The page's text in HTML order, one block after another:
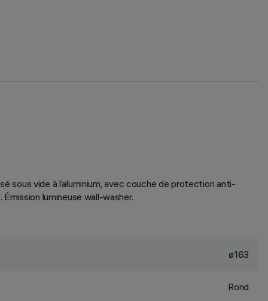
sous vide à l’aluminium, avec couche de protection anti-
lumineuse wall-washer.
ø163
Rond